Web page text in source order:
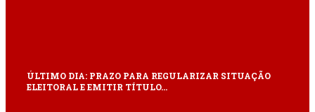
ÚLTIMO DIA: PRAZO PARA REGULARIZAR SITUAÇÃO
ELEITORAL E EMITIR TÍTULO…